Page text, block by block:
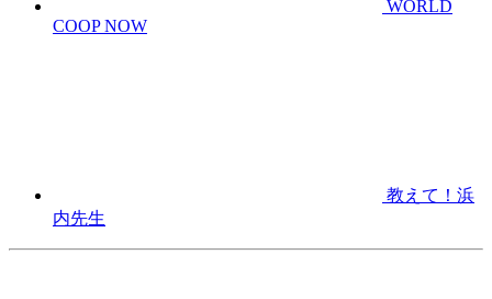
WORLD
COOP NOW
教えて！浜
内先生